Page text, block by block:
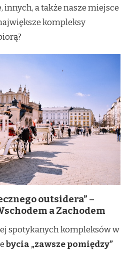
innych, a także nasze miejsce
kompleksy
outsidera” –
a Zachodem
spotykanych kompleksów w
bycia „zawsze pomiędzy”